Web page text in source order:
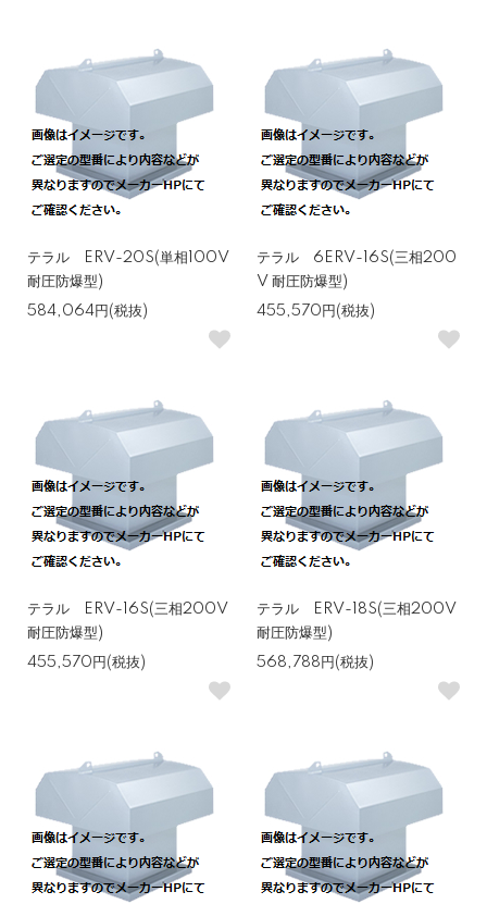
テラル ERV-20S(単相100V
耐圧防爆型)
584,064円(税抜)
テラル 6ERV-16S(三相200
V 耐圧防爆型)
455,570円(税抜)
テラル ERV-16S(三相200V
耐圧防爆型)
455,570円(税抜)
テラル ERV-18S(三相200V
耐圧防爆型)
568,788円(税抜)